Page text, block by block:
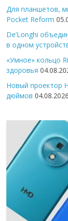
Для планшетов,
Pocket Reform
De’Longhi
в одном
«Умное» кольцо
здоровья
Новый проектор
дюймов 04.08.2026